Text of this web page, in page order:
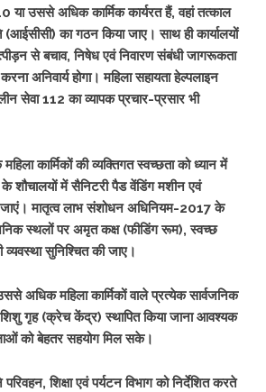
या उससे अधिक कार्मिक कार्यरत हैं, वहां तत्काल
का गठन किया जाए। साथ ही कार्यालयों
से बचाव, निषेध एवं निवारण संबंधी जागरूकता
अनिवार्य होगा। महिला सहायता हेल्पलाइन
सेवा 112 का व्यापक प्रचार-प्रसार भी
कार्मिकों की व्यक्तिगत स्वच्छता को ध्यान में
शौचालयों में सैनिटरी पैड वेंडिंग मशीन एवं
जाएं। मातृत्व लाभ संशोधन अधिनियम-2017 के
स्थलों पर अमृत कक्ष (फीडिंग रूम), स्वच्छ
व्यवस्था सुनिश्चित की जाए।
अधिक महिला कार्मिकों वाले प्रत्येक सार्वजनिक
गृह (क्रेच केंद्र) स्थापित किया जाना आवश्यक
को बेहतर सहयोग मिल सके।
शिक्षा एवं पर्यटन विभाग को निर्देशित करते